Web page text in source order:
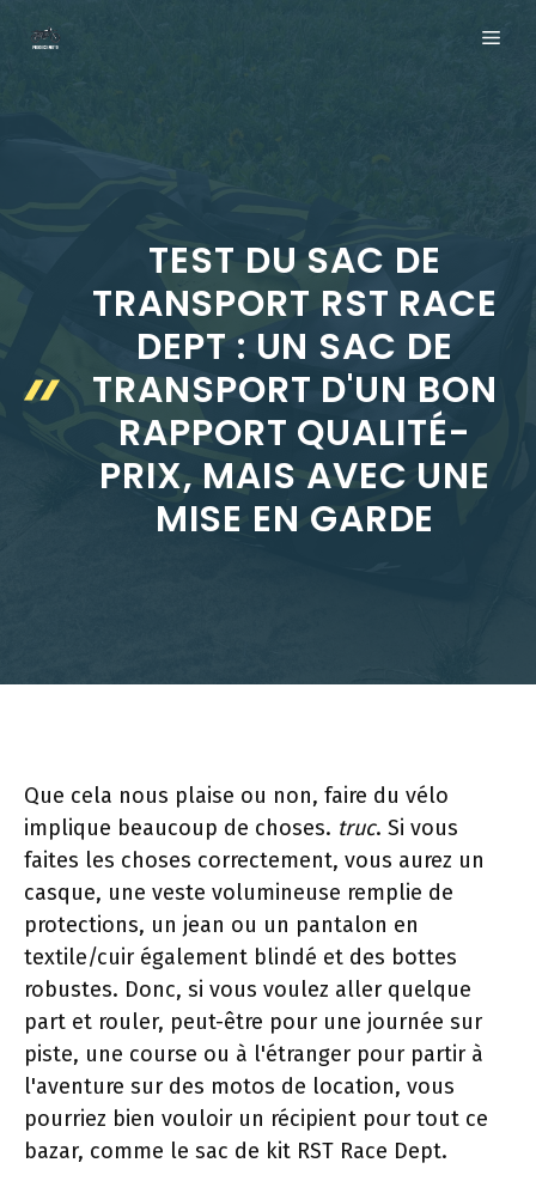
TEST DU SAC DE
TRANSPORT RST RACE
DEPT : UN SAC DE
TRANSPORT D'UN BON
RAPPORT QUALITÉ-
PRIX, MAIS AVEC UNE
MISE EN GARDE
Que cela nous plaise ou non, faire du vélo
implique beaucoup de choses. truc. Si vous
faites les choses correctement, vous aurez un
casque, une veste volumineuse remplie de
protections, un jean ou un pantalon en
textile/cuir également blindé et des bottes
robustes. Donc, si vous voulez aller quelque
part et rouler, peut-être pour une journée sur
piste, une course ou à l'étranger pour partir à
l'aventure sur des motos de location, vous
pourriez bien vouloir un récipient pour tout ce
bazar, comme le sac de kit RST Race Dept.